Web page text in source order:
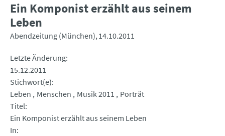
Ein Komponist erzählt aus seinem
Leben
Abendzeitung (München) 14.10.2011
Letzte Änderung
15.12.2011
Stichwort(e)
Leben
Menschen Musik 2011
Porträt
Titel
Ein Komponist erzählt aus seinem Leben
In